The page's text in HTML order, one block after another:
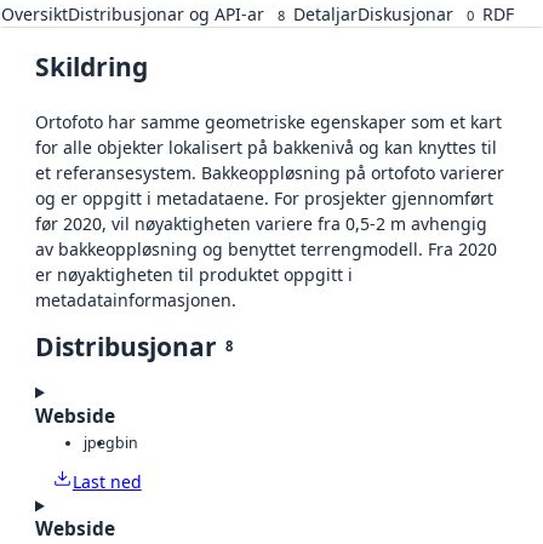
OversiktDistribusjonar og API-ar 8 DetaljarDiskusjonar 0 RDF
Skildring
Ortofoto har samme geometriske egenskaper som et kart
for alle objekter lokalisert på bakkenivå og kan knyttes til
et referansesystem. Bakkeoppløsning på ortofoto varierer
og er oppgitt i metadataene. For prosjekter gjennomført
før 2020, vil nøyaktigheten variere fra 0,5-2 m avhengig
av bakkeoppløsning og benyttet terrengmodell. Fra 2020
er nøyaktigheten til produktet oppgitt i
metadatainformasjonen.
Distribusjonar 8
Webside
jpegbin
Last ned
Webside